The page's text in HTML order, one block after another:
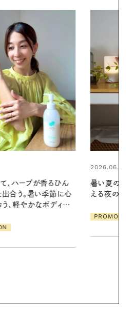
トルーティン。私を整
かご褒美ケア
2026.06.01
お出かけ前
の一日。汗ば